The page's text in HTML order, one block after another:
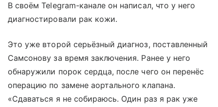
В своём Telegram-канале он написал, что у него
диагностировали рак кожи.
Это уже второй серьёзный диагноз, поставленный
Самсонову за время заключения. Ранее у него
обнаружили порок сердца, после чего он перенёс
операцию по замене аортального клапана.
«Сдаваться я не собираюсь. Один раз я рак уже